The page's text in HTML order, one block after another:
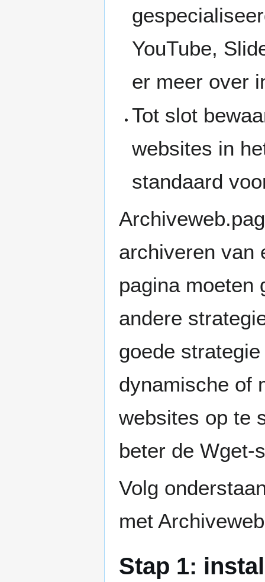
YouTube,
er meer over
Tot slot
websites in
standaard
archiveren van
pagina moeten
andere
goede
dynamische of
websites op te
beter de Wget-
Volg
met
Stap 1: